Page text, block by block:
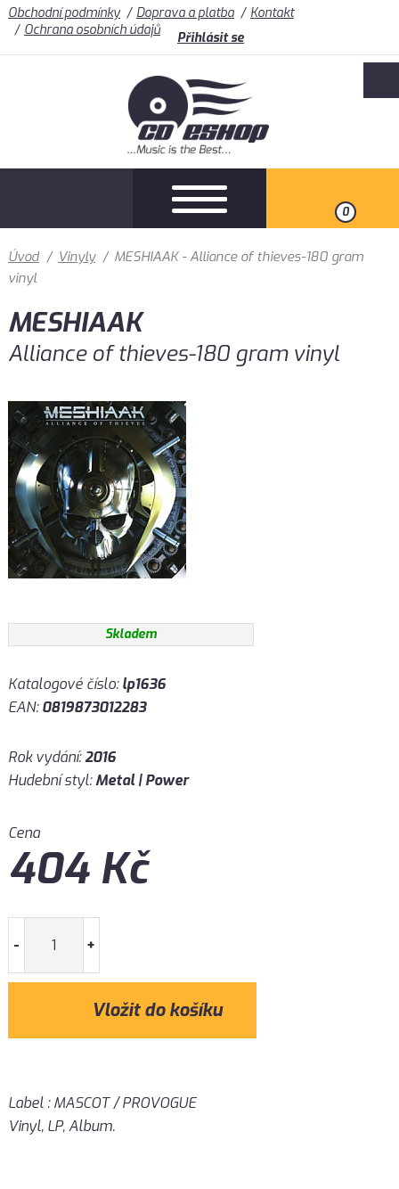
Obchodní podmínky Doprava a platba
Kontakt
Ochrana osobních údajů
Přihlásit se
0
Úvod / Vinyly / MESHIAAK - Alliance of thieves-180 gram
vinyl
MESHIAAK
Alliance of thieves-180 gram vinyl
Skladem
Katalogové číslo:lp1636
EAN:0819873012283
Rok vydání:2016
Hudební styl:Metal | Power
Cena
404Kč
- +
Label : MASCOT / PROVOGUE
Vinyl, LP, Album.